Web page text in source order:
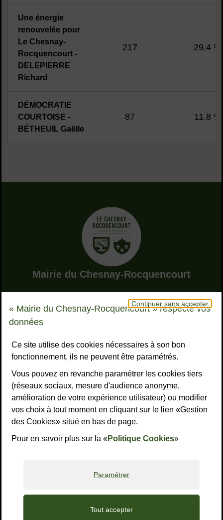
Continuer sans accepter
« Mairie du Chesnay-Rocquencourt » respecte vos
données
Ce site utilise des cookies nécessaires à son bon
fonctionnement, ils ne peuvent être paramétrés.
Vous pouvez en revanche paramétrer les cookies tiers
(réseaux sociaux, mesure d'audience anonyme,
amélioration de votre expérience utilisateur) ou modifier
vos choix à tout moment en cliquant sur le lien «Gestion
des Cookies» situé en bas de page.
Pour en savoir plus sur la «Politique Cookies»
Paramétrer
Tout accepter
Une énergie
renouvelée pour
Le Chesnay-
Rocquencourt -
DELEPIERRE
Richard
217 29,4 %
DÉMOCRATIE
COURTOISE -
BÉTHEUIL Gaëlle
87 11,8 %
Adresse dans le pied de page
Mairie du Chesnay-Rocquencourt
9, rue Pottier - BP 150 - Le Chesnay
78155 Le Chesnay-Rocquencourt cedex
NOUS CONTACTER
S’ABONNER À LA LETTRE D’INFO
Liens réseaux sociaux
Facebook
Instagram
YouTube
Liens bas de page
Mentions légalesAccessibilité : non conforme
Politiques de confidentialitéGestion des cookies